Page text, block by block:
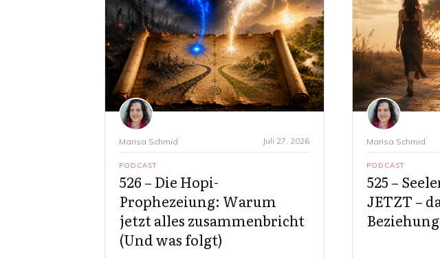
Marisa Schmid Juli 27, 2026
PODCAST
526 – Die Hopi-
Prophezeiung: Warum
jetzt alles zusammenbricht
(Und was folgt)
Marisa Schmid
PODCAST
525 –
JETZT –